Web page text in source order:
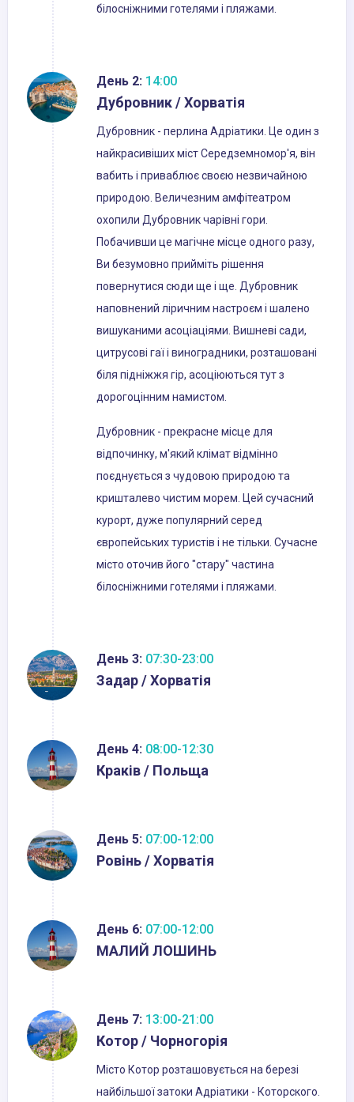
білосніжними готелями і пляжами.
День 2: 14:00
Дубровник / Хорватія
Дубровник - перлина Адріатики. Це один з
найкрасивіших міст Середземномор'я, він
вабить і приваблює своєю незвичайною
природою. Величезним амфітеатром
охопили Дубровник чарівні гори.
Побачивши це магічне місце одного разу,
Ви безумовно прийміть рішення
повернутися сюди ще і ще. Дубровник
наповнений ліричним настроєм і шалено
вишуканими асоціаціями. Вишневі сади,
цитрусові гаї і виноградники, розташовані
біля підніжжя гір, асоціюються тут з
дорогоцінним намистом.
Дубровник - прекрасне місце для
відпочинку, м'який клімат відмінно
поєднується з чудовою природою та
кришталево чистим морем. Цей сучасний
курорт, дуже популярний серед
європейських туристів і не тільки. Сучасне
місто оточив його "стару" частина
білосніжними готелями і пляжами.
День 3: 07:30-23:00
Задар / Хорватія
День 4: 08:00-12:30
Краків / Польща
День 5: 07:00-12:00
Ровінь / Хорватія
День 6: 07:00-12:00
МАЛИЙ ЛОШИНЬ
День 7: 13:00-21:00
Котор / Чорногорія
Місто Котор розташовується на березі
найбільшої затоки Адріатики - Которского.